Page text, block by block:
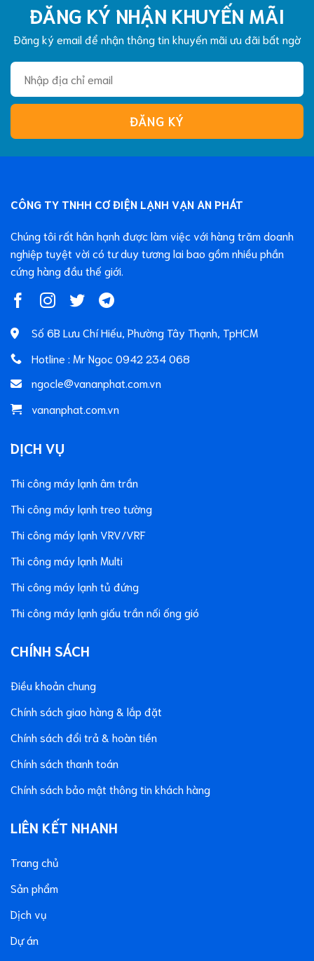
ĐĂNG KÝ NHẬN KHUYẾN MÃI
Đăng ký email để nhận thông tin khuyến mãi ưu đãi bất ngờ
CÔNG TY TNHH CƠ ĐIỆN LẠNH VẠN AN PHÁT
Chúng tôi rất hân hạnh được làm việc với hàng trăm doanh
nghiệp tuyệt vời có tư duy tương lai bao gồm nhiều phần
cứng hàng đầu thế giới.
Số 6B Lưu Chí Hiếu, Phường Tây Thạnh, TpHCM
Hotline : Mr Ngoc 0942 234 068
ngocle@vananphat.com.vn
vananphat.com.vn
DỊCH VỤ
Thi công máy lạnh âm trần
Thi công máy lạnh treo tường
Thi công máy lạnh VRV/VRF
Thi công máy lạnh Multi
Thi công máy lạnh tủ đứng
Thi công máy lạnh giấu trần nối ống gió
CHÍNH SÁCH
Điều khoản chung
Chính sách giao hàng & lắp đặt
Chính sách đổi trả & hoàn tiền
Chính sách thanh toán
Chính sách bảo mật thông tin khách hàng
LIÊN KẾT NHANH
Trang chủ
Sản phẩm
Dịch vụ
Dự án